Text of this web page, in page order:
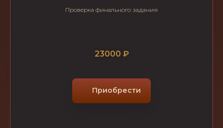
Проверка финального задания
23000 ₽
Приобрести